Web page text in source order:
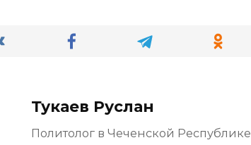
Тукаев Руслан
Политолог в Чеченской